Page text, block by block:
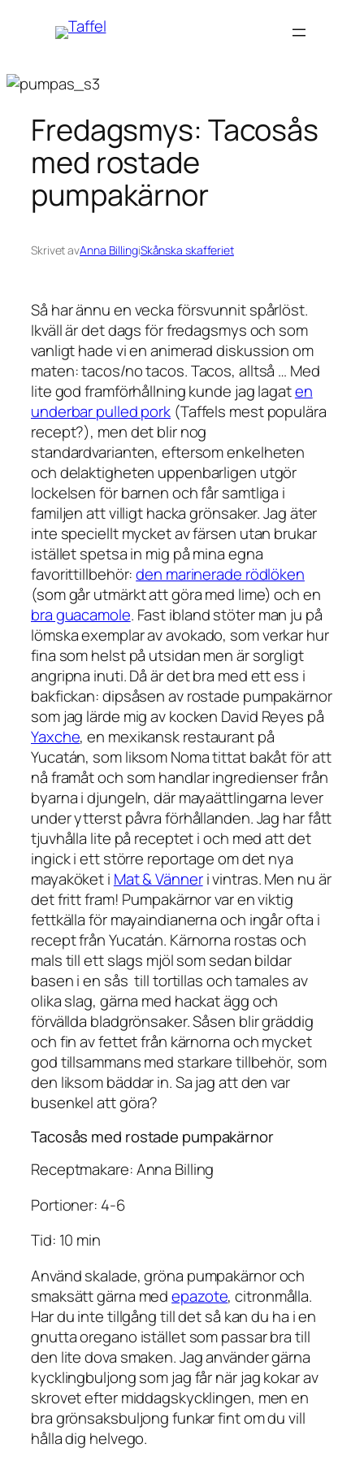
Fredagsmys: Tacosås
med rostade
pumpakärnor
Skrivet avAnna BillingiSkånska skafferiet
Så har ännu en vecka försvunnit spårlöst.
Ikväll är det dags för fredagsmys och som
vanligt hade vi en animerad diskussion om
maten: tacos/no tacos. Tacos, alltså … Med
lite god framförhållning kunde jag lagaten
underbar pulled pork (Taffels mest populära
recept?), men det blir nog
standardvarianten, eftersom enkelheten
och delaktigheten uppenbarligen utgör
lockelsen för barnen och får samtliga i
familjen att villigt hacka grönsaker. Jag äter
inte speciellt mycket av färsen utan brukar
istället spetsa in mig på mina egna
favorittillbehör:den marinerade rödlöken
(som går utmärkt att göra med lime) och en
bra guacamole. Fast ibland stöter man ju på
lömska exemplar av avokado, som verkar hur
fina som helst på utsidan men är sorgligt
angripna inuti. Då är det bra med ett ess i
bakfickan: dipsåsen av rostade pumpakärnor
som jag lärde mig av kocken David Reyes på
Yaxche, en mexikansk restaurant på
Yucatán, som liksom Noma tittat bakåt för att
nå framåt och som handlar ingredienser från
byarna i djungeln, där mayaättlingarna lever
under ytterst påvra förhållanden. Jag har fått
tjuvhålla lite på receptet i och med att det
ingick i ett större reportage om det nya
mayaköket i Mat & Vänneri vintras. Men nu är
det fritt fram! Pumpakärnor var en viktig
fettkälla för mayaindianerna och ingår ofta i
recept från Yucatán. Kärnorna rostas och
mals till ett slags mjöl som sedan bildar
basen i en sås till tortillas och tamales av
olika slag, gärna med hackat ägg och
förvällda bladgrönsaker. Såsen blir gräddig
och fin av fettet från kärnorna och mycket
god tillsammans med starkare tillbehör, som
den liksom bäddar in. Sa jag att den var
busenkel att göra?
Tacosås med rostade pumpakärnor
Receptmakare: Anna Billing
Portioner: 4-6
Tid: 10 min
Använd skalade, gröna pumpakärnor och
smaksätt gärna medepazote, citronmålla.
Har du inte tillgång till det så kan du ha i en
gnutta oregano istället som passar bra till
den lite dova smaken. Jag använder gärna
kycklingbuljong som jag får när jag kokar av
skrovet efter middagskycklingen, men en
bra grönsaksbuljong funkar fint om du vill
hålla dig helvego.